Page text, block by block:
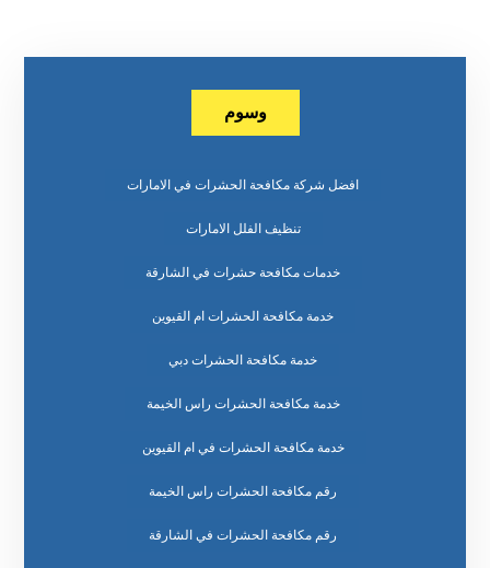
وسوم
افضل شركة مكافحة الحشرات في الامارات
تنظيف الفلل الامارات
خدمات مكافحة حشرات في الشارقة
خدمة مكافحة الحشرات ام القيوين
خدمة مكافحة الحشرات دبي
خدمة مكافحة الحشرات راس الخيمة
خدمة مكافحة الحشرات في ام القيوين
رقم مكافحة الحشرات راس الخيمة
رقم مكافحة الحشرات في الشارقة